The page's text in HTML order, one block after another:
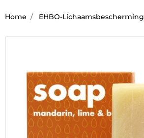
Home EHBO-Lichaamsbescherming